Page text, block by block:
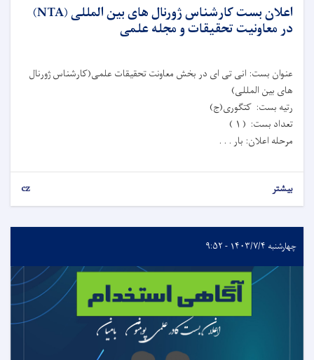
اعلان بست کارشناس ژورنال های بین المللی (NTA)
در معاونیت تحقیقات و مجله علمی
عنوان بست: انی تی ای در بخش معاونت تحقیقات علمی(کارشناس ژورنال
های بین المللی)
رتیه بست: کتګوری(ج)
تعداد بست: ( ۱ )
مرحله اعلان: بار . . .
بیشتر cz
چهارشنبه ۱۴۰۳/۷/۴ - ۹:۵۲